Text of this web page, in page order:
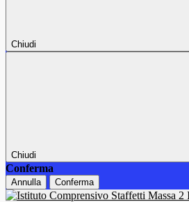
Chiudi
Chiudi
Conferma
Annulla Conferma